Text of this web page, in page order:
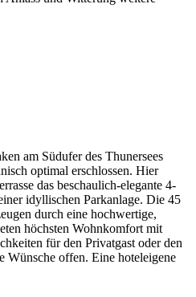
am Südufer des Thunersees
optimal erschlossen. Hier
das beschaulich-elegante 4-
idyllischen Parkanlage. Die 45
durch eine hochwertige,
höchsten Wohnkomfort mit
für den Privatgast oder den
Wünsche offen. Eine hoteleigene